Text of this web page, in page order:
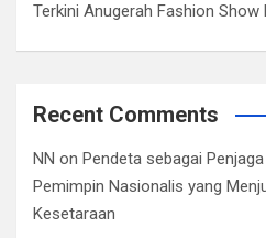
Terkini Anugerah Fashion
Recent Comments
NN on Pendeta sebagai
Pemimpin Nasionalis yang
Kesetaraan